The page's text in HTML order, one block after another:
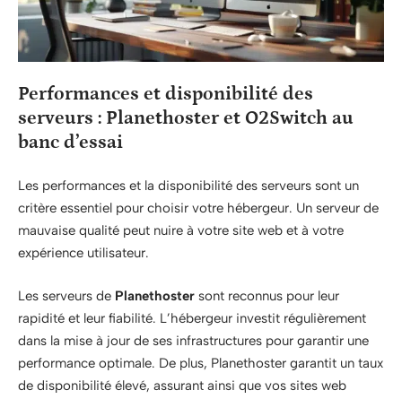
Performances et disponibilité des
serveurs : Planethoster et O2Switch au
banc d’essai
Les performances et la disponibilité des serveurs sont un
critère essentiel pour choisir votre hébergeur. Un serveur de
mauvaise qualité peut nuire à votre site web et à votre
expérience utilisateur.
Les serveurs de Planethoster sont reconnus pour leur
rapidité et leur fiabilité. L’hébergeur investit régulièrement
dans la mise à jour de ses infrastructures pour garantir une
performance optimale. De plus, Planethoster garantit un taux
de disponibilité élevé, assurant ainsi que vos sites web